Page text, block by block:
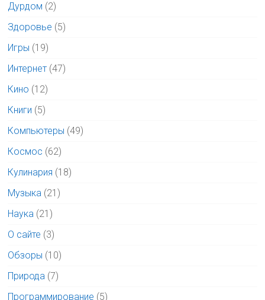
Дурдом (2)
Здоровье (5)
Игры (19)
Интернет (47)
Кино (12)
Книги (5)
Компьютеры (49)
Космос (62)
Кулинария (18)
Музыка (21)
Наука (21)
О сайте (3)
Обзоры (10)
Природа (7)
Программирование (5)